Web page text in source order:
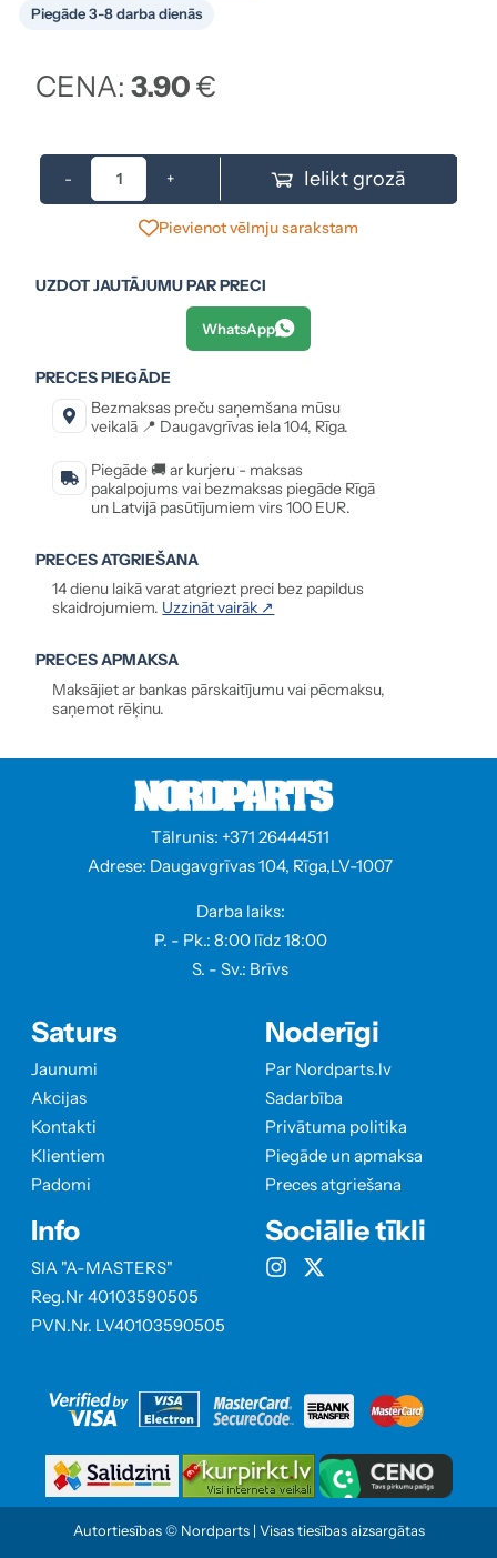
Piegāde 3-8 darba dienās
CENA:3.90€
- + Ielikt grozā
Pievienot vēlmju sarakstam
UZDOT JAUTĀJUMU PAR PRECI
WhatsApp
PRECES PIEGĀDE
Bezmaksas preču saņemšana mūsu
veikalā 📍 Daugavgrīvas iela 104, Rīga.
Piegāde 🚚 ar kurjeru - maksas
pakalpojums vai bezmaksas piegāde Rīgā
un Latvijā pasūtījumiem virs 100 EUR.
PRECES ATGRIEŠANA
14 dienu laikā varat atgriezt preci bez papildus
skaidrojumiem. Uzzināt vairāk ↗
PRECES APMAKSA
Maksājiet ar bankas pārskaitījumu vai pēcmaksu,
saņemot rēķinu.
Tālrunis: +371 26444511
Adrese: Daugavgrīvas 104, Rīga,LV-1007
Darba laiks:
P. - Pk.: 8:00 līdz 18:00
S. - Sv.: Brīvs
Saturs
Jaunumi
Akcijas
Kontakti
Klientiem
Padomi
Info
SIA "A-MASTERS"
Reg.Nr 40103590505
PVN.Nr. LV40103590505
Noderīgi
Par Nordparts.lv
Sadarbība
Privātuma politika
Piegāde un apmaksa
Preces atgriešana
Sociālie tīkli
Autortiesības © Nordparts | Visas tiesības aizsargātas